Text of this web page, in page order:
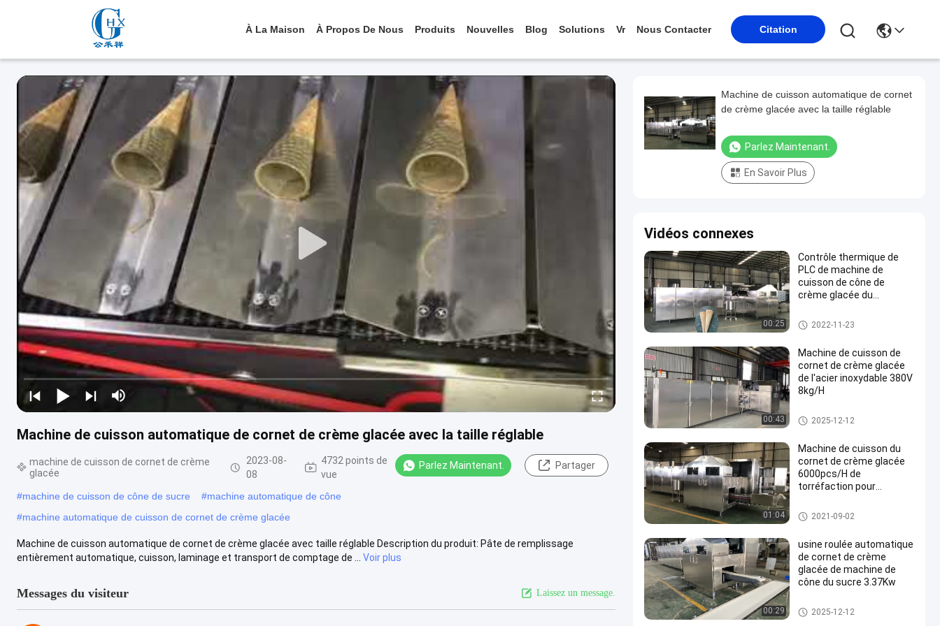
À La Maison À Propos De Nous Produits Nouvelles Blog Solutions Vr Nous Contacter Citation
Machine de cuisson automatique de cornet de crème glacée avec la taille réglable
machine de cuisson de cornet de crème
glacée
2023-08-
08
4732 points de
vue
Parlez Maintenant. Partager
#machine de cuisson de cône de sucre #machine automatique de cône
#machine automatique de cuisson de cornet de crème glacée
Machine de cuisson automatique de cornet de crème glacée avec taille réglable Description du produit: Pâte de remplissage
entièrement automatique, cuisson, laminage et transport de comptage de ...
Voir plus
Messages du visiteur Laissez un message.
Machine de cuisson automatique de cornet
de crème glacée avec la taille réglable
Parlez Maintenant.
En Savoir Plus
Vidéos connexes
00:25
Contrôle thermique de
PLC de machine de
cuisson de cône de
crème glacée du
machine de cuisson de cornet
de crème glacée
2022-11-23
00:43
Machine de cuisson de
cornet de crème glacée
de l'acier inoxydable 380V
8kg/H
machine de cuisson de cornet
de crème glacée
2025-12-12
01:04
Machine de cuisson du
cornet de crème glacée
6000pcs/H de
torréfaction pour
machine de cuisson de cornet
de crème glacée
2021-09-02
00:29
usine roulée automatique
de cornet de crème
glacée de machine de
cône du sucre 3.37Kw
machine de cuisson de cornet
de crème glacée
2025-12-12